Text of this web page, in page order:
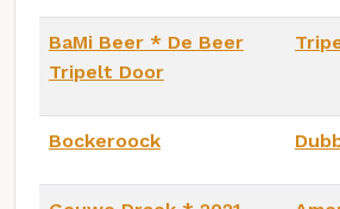
BaMi Beer * De Beer
Tripelt Door
Bockeroock